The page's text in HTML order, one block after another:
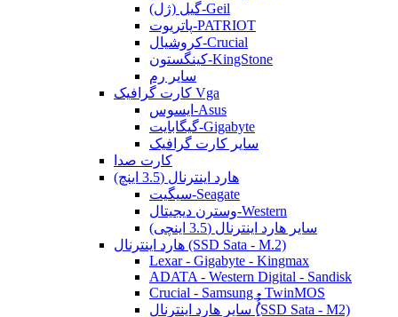
گیل (ژل)-Geil
پاتریوت-PATRIOT
کروشیال-Crucial
کینگستون-KingStone
سایر رم
کارت گرافیک Vga
ایسوس-Asus
گیگابایت-Gigabyte
سایر کارت گرافیک
کارت صدا
هارد اینترنال (3.5 اینچ)
سیگیت-Seagate
وسترن دیجیتال-Western
سایر هارد اینترنال (3.5 اینچی)
هارد اینترنال (SSD Sata - M.2)
Lexar - Gigabyte - Kingmax
ADATA - Western Digital - Sandisk
Crucial - Samsung - TwinMOS
سایر هارد اینترنال (ُُُِSSD Sata - M2)